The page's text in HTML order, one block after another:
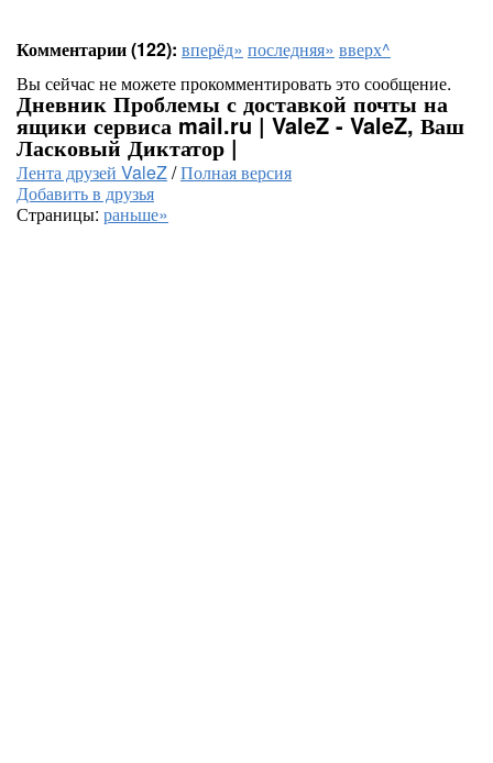
Комментарии (122): вперёд» последняя» вверх^
Вы сейчас не можете прокомментировать это сообщение.
Дневник Проблемы с доставкой почты на
ящики сервиса mail.ru | ValeZ - ValeZ, Ваш
Ласковый Диктатор |
Лента друзей ValeZ/Полная версия
Добавить в друзья
Страницы: раньше»